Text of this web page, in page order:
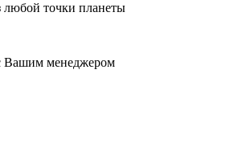
любой точки планеты
Вашим менеджером